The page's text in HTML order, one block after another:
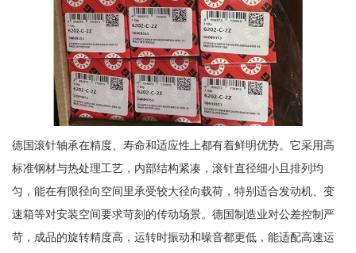
德国滚针轴承在精度、寿命和适应性上都有着鲜明优势。它采用高
标准钢材与热处理工艺，内部结构紧凑，滚针直径细小且排列均
匀，能在有限径向空间里承受较大径向载荷，特别适合发动机、变
速箱等对安装空间要求苛刻的传动场景。德国制造业对公差控制严
苛，成品的旋转精度高，运转时振动和噪音都更低，能适配高速运